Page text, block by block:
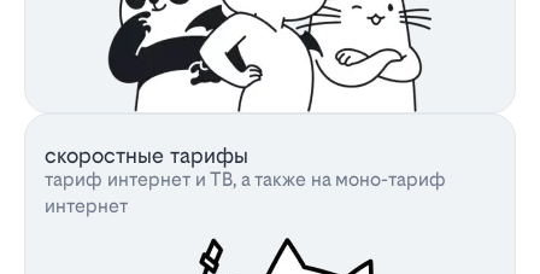
скоростные тарифы
тариф интернет и ТВ, а также на моно-тариф
интернет